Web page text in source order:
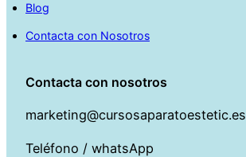
Blog
Contacta con Nosotros
Contacta con nosotros
marketing@cursosaparatoestetic.es
Teléfono / whatsApp